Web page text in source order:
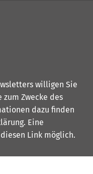
willigen Sie
Zwecke des
dazu finden
. Eine
Link möglich.